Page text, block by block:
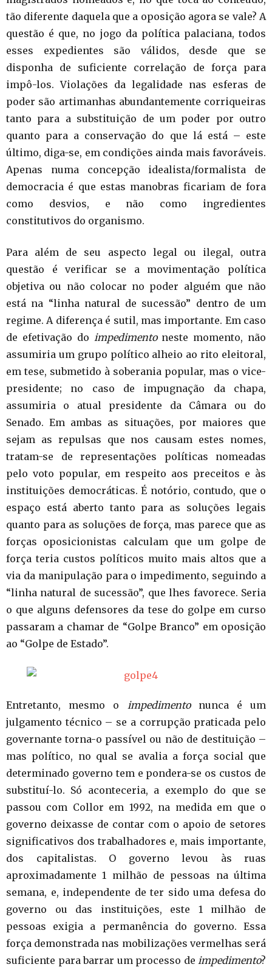
tão diferente daquela que a oposição agora se vale? A
questão é que, no jogo da política palaciana, todos
esses expedientes são válidos, desde que se
disponha de suficiente correlação de força para
impô-los. Violações da legalidade nas esferas de
poder são artimanhas abundantemente corriqueiras
tanto para a substituição de um poder por outro
quanto para a conservação do que lá está – este
último, diga-se, em condições ainda mais favoráveis.
Apenas numa concepção idealista/formalista de
democracia é que estas manobras ficariam de fora
como desvios, e não como ingredientes
constitutivos do organismo.
Para além de seu aspecto legal ou ilegal, outra
questão é verificar se a movimentação política
objetiva ou não colocar no poder alguém que não
está na “linha natural de sucessão” dentro de um
regime. A diferença é sutil, mas importante. Em caso
de efetivação do impedimentoneste momento, não
assumiria um grupo político alheio ao rito eleitoral,
em tese, submetido à soberania popular, mas o vice-
presidente; no caso de impugnação da chapa,
assumiria o atual presidente da Câmara ou do
Senado. Em ambas as situações, por maiores que
sejam as repulsas que nos causam estes nomes,
tratam-se de representações políticas nomeadas
pelo voto popular, em respeito aos preceitos e às
instituições democráticas. É notório, contudo, que o
espaço está aberto tanto para as soluções legais
quanto para as soluções de força, mas parece que as
forças oposicionistas calculam que um golpe de
força teria custos políticos muito mais altos que a
via da manipulação para o impedimento, seguindo a
“linha natural de sucessão”, que lhes favorece. Seria
o que alguns defensores da tese do golpe em curso
passaram a chamar de “Golpe Branco” em oposição
ao “Golpe de Estado”.
Entretanto, mesmo o impedimentonunca é um
julgamento técnico – se a corrupção praticada pelo
governante torna-o passível ou não de destituição –
mas político, no qual se avalia a força social que
determinado governo tem e pondera-se os custos de
substituí-lo. Só aconteceria, a exemplo do que se
passou com Collor em 1992, na medida em que o
governo deixasse de contar com o apoio de setores
significativos dos trabalhadores e, mais importante,
dos capitalistas. O governo levou às ruas
aproximadamente 1 milhão de pessoas na última
semana, e, independente de ter sido uma defesa do
governo ou das instituições, este 1 milhão de
pessoas exigia a permanência do governo. Essa
força demonstrada nas mobilizações vermelhas será
suficiente para barrar um processo de impedimento?